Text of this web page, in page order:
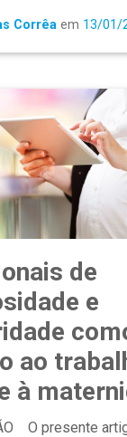
Corrêa em 13/01/
de
e
ao
à
O presente